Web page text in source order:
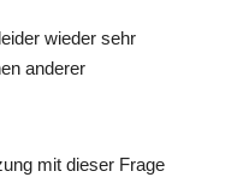
wieder sehr
anderer
mit dieser Frage